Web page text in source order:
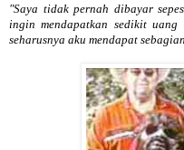
"Saya tidak pernah dibayar
ingin mendapatkan sedikit
seharusnya aku mendapat